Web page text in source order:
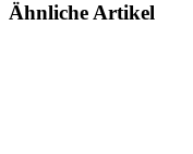
Ähnliche Artikel